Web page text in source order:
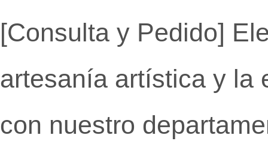
[Consulta y Pedido]
artesanía artística y la
con nuestro